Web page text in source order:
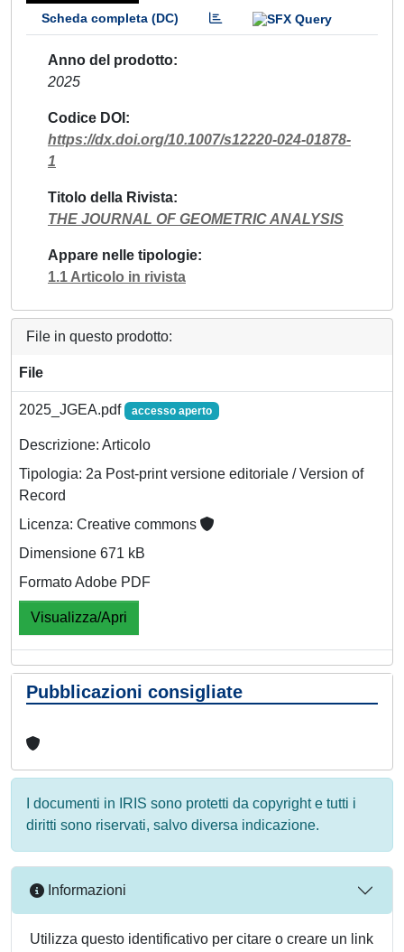
Scheda completa (DC)
Anno del prodotto
2025
Codice DOI
https://dx.doi.org/10.1007/s12220-024-01878-
1
Titolo della Rivista
THE JOURNAL OF GEOMETRIC ANALYSIS
Appare nelle tipologie
1.1 Articolo in rivista
File in questo prodotto:
File
2025_JGEA.pdf accesso aperto
Descrizione: Articolo
Tipologia: 2a Post-print versione editoriale / Version of
Record
Licenza: Creative commons
Dimensione 671 kB
Formato Adobe PDF
Visualizza/Apri
Pubblicazioni consigliate
I documenti in IRIS sono protetti da copyright e tutti i
diritti sono riservati, salvo diversa indicazione.
Informazioni
Utilizza questo identificativo per citare o creare un link